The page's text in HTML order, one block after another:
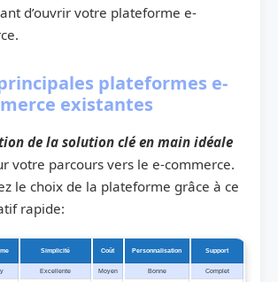
d’ouvrir votre plateforme e-
plateformes e-
existantes
de la solution clé en main idéale
votre parcours vers le e-commerce.
le choix de la plateforme grâce à ce
rapide:
Simplicité Coût Personnalisation Support
Excellente Moyen Bonne Complet